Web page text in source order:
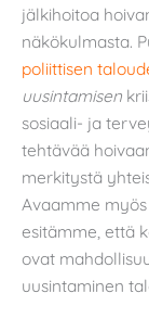
jälkihoitoa
näkökulmasta.
poliittisen
uusintamisen
sosiaali- ja
tehtävää
merkitystä
Avaamme
esitämme, että
ovat
uusintaminen